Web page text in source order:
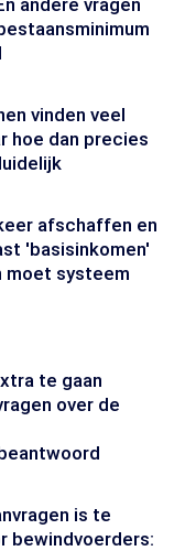
andere vragen
vinden veel
hoe dan precies
afschaffen en
'basisinkomen'
moet systeem
te gaan
over de
is te
bewindvoerders: